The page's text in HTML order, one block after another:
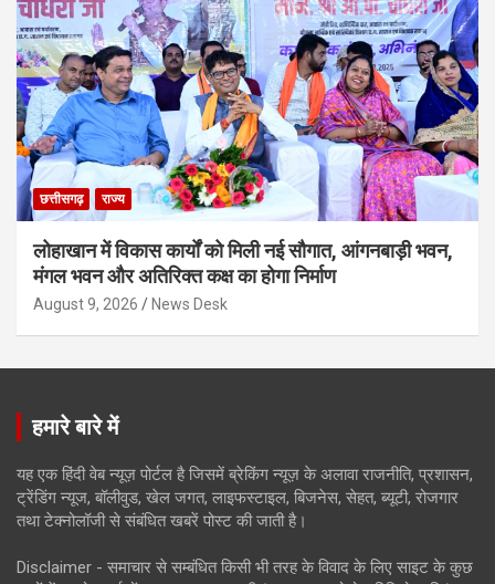
छत्तीसगढ़ राज्य
लोहाखान में विकास कार्यों को मिली नई सौगात, आंगनबाड़ी भवन,
मंगल भवन और अतिरिक्त कक्ष का होगा निर्माण
August 9, 2026 News Desk
हमारे बारे में
यह एक हिंदी वेब न्यूज़ पोर्टल है जिसमें ब्रेकिंग न्यूज़ के अलावा राजनीति, प्रशासन,
ट्रेंडिंग न्यूज, बॉलीवुड, खेल जगत, लाइफस्टाइल, बिजनेस, सेहत, ब्यूटी, रोजगार
तथा टेक्नोलॉजी से संबंधित खबरें पोस्ट की जाती है।
Disclaimer - समाचार से सम्बंधित किसी भी तरह के विवाद के लिए साइट के कुछ